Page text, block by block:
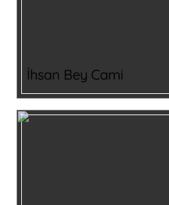
İhsan Bey Cami